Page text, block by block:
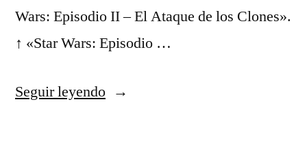
Wars: Episodio II – El Ataque de los Clones».
↑ «Star Wars: Episodio …
Seguir leyendo«Terremoto